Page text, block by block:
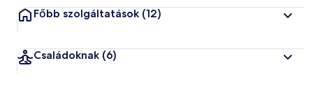
Főbb szolgáltatások (12)
Családoknak (6)